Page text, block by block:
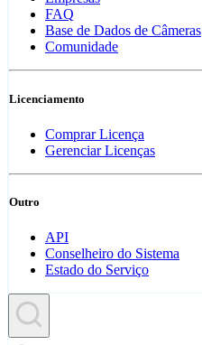
FAQ
Base de Dados de Câmeras
Comunidade
Licenciamento
Comprar Licença
Gerenciar Licenças
Outro
API
Conselheiro do Sistema
Estado do Serviço